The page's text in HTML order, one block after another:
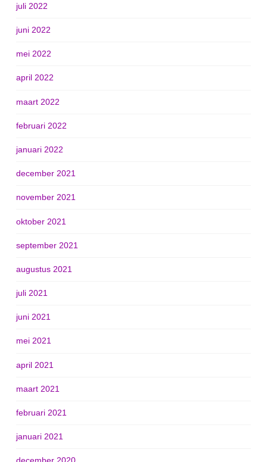
juli 2022
juni 2022
mei 2022
april 2022
maart 2022
februari 2022
januari 2022
december 2021
november 2021
oktober 2021
september 2021
augustus 2021
juli 2021
juni 2021
mei 2021
april 2021
maart 2021
februari 2021
januari 2021